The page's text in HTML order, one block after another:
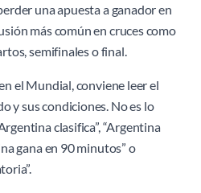
una apuesta a ganador en
más común en cruces como
semifinales o final.
el Mundial, conviene leer el
y sus condiciones. No es lo
clasifica”, “Argentina
gana en 90 minutos” o